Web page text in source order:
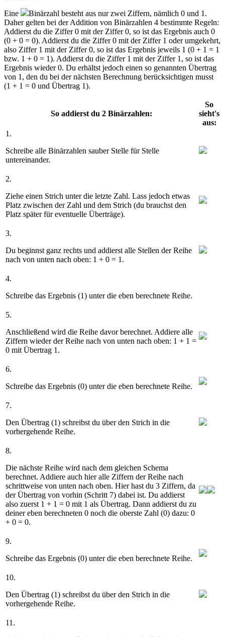
Eine
Binärzahl besteht aus nur zwei Ziffern, nämlich 0 und 1.
Daher gelten bei der Addition von Binärzahlen 4 bestimmte Regeln:
Addierst du die Ziffer 0 mit der Ziffer 0, so ist das Ergebnis auch 0
(0 + 0 = 0). Addierst du die Ziffer 0 mit der Ziffer 1 oder umgekehrt,
also Ziffer 1 mit der Ziffer 0, so ist das Ergebnis jeweils 1 (0 + 1 = 1
bzw. 1 + 0 = 1). Addierst du die Ziffer 1 mit der Ziffer 1, so ist das
Ergebnis wieder 0. Du erhältst jedoch einen so genannten Übertrag
von 1, den du bei der nächsten Berechnung berücksichtigen musst
(1 + 1 = 0 und Übertrag 1).
So addierst du 2 Binärzahlen:
So
sieht's
aus:
1.
Schreibe alle Binärzahlen sauber Stelle für Stelle
untereinander.
2.
Ziehe einen Strich unter die letzte Zahl. Lass jedoch etwas
Platz zwischen der Zahl und dem Strich (du brauchst den
Platz später für eventuelle Überträge).
3.
Du beginnst ganz rechts und addierst alle Stellen der Reihe
nach von unten nach oben: 1 + 0 = 1 .
4.
Schreibe das Ergebnis (1) unter die eben berechnete Reihe.
5.
Anschließend wird die Reihe davor berechnet. Addiere alle
Ziffern wieder der Reihe nach von unten nach oben: 1 + 1 =
0 mit Übertrag 1 .
6.
Schreibe das Ergebnis (0) unter die eben berechnete Reihe.
7.
Den Übertrag (1) schreibst du über den Strich in die
vorhergehende Reihe.
8.
Die nächste Reihe wird nach dem gleichen Schema
berechnet. Addiere auch hier alle Ziffern der Reihe nach
schrittweise von unten nach oben. Hier hast du 3 Ziffern, da
der Übertrag von vorhin (Schritt 7) dabei ist. Du addierst
also zuerst 1 + 1 = 0 mit 1 als Übertrag. Dann addierst du zu
deiner eben berechneten 0 noch die oberste Zahl (0) dazu: 0
+ 0 = 0.
9.
Schreibe das Ergebnis (0) unter die eben berechnete Reihe.
10.
Den Übertrag (1) schreibst du über den Strich in die
vorhergehende Reihe.
11.